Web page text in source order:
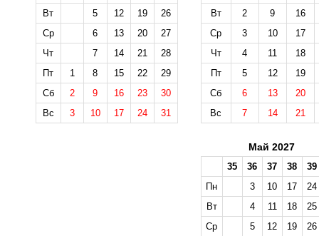
Вт
5 12 19
26
Ср
6 13 20
27
Чт
7 14 21
28
Пт
1 8 15 22
29
Сб
2 9 16 23
30
Вс
3 10 17 24 31
Вт
2 9
16
Ср
3 10
17
Чт
4 11
18
Пт
5 12
19
Сб
6 13
20
Вс
7 14 21
Май 2027
35 36 37 38
39
Пн
3 10 17
24
Вт
4 11 18
25
Ср
5 12 19
26